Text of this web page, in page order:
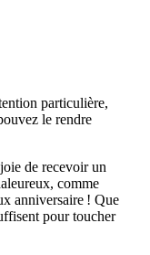
particulière,
le rendre
de recevoir un
comme
anniversaire ! Que
pour toucher